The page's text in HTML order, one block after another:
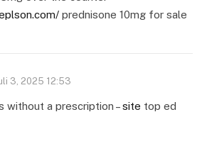
prednisone 10mg for sale
3, 2025 12:53
without a prescription –site top ed